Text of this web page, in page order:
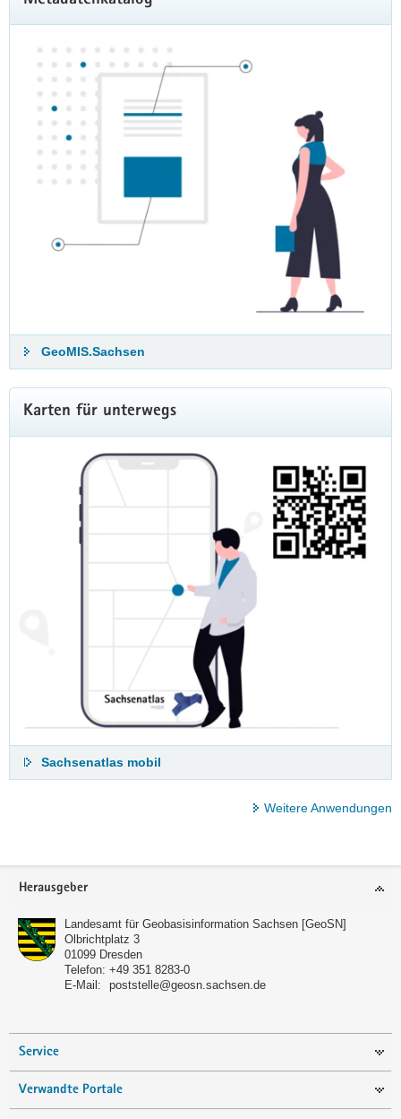
GeoMIS.Sachsen
Karten für unterwegs
Sachsenatlas mobil
Weitere Anwendungen
Footer-
Herausgeber
Landesamt für Geobasisinformation Sachsen [GeoSN]
Olbrichtplatz 3
01099 Dresden
Telefon: +49 351 8283-0
E-Mail:
poststelle@geosn.sachsen.de
Service
Verwandte Portale